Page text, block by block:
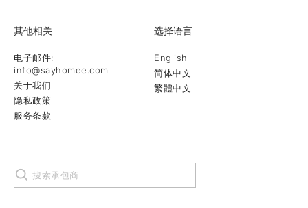
其他相关
电子邮件:
info@sayhomee.com
关于我们
隐私政策
服务条款
选择语言
English
简体中文
繁體中文